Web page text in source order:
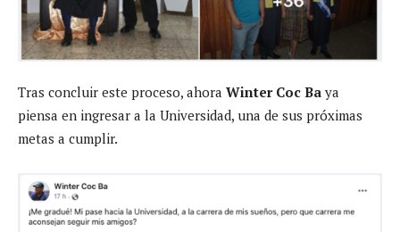
Tras concluir este proceso, ahora Winter Coc Ba ya
piensa en ingresar a la Universidad, una de sus próximas
metas a cumplir.